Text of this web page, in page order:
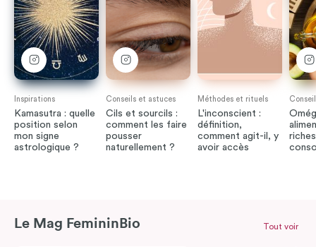
Inspirations
Kamasutra : quelle
position selon
mon signe
astrologique ?
Conseils et astuces
Cils et sourcils :
comment les faire
pousser
naturellement ?
Méthodes et rituels
L'inconscient :
définition,
comment agit-il, y
avoir accès
Le Mag FemininBio Tout voir